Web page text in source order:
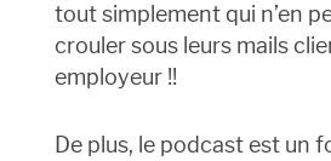
tout simplement qui n’en
crouler sous leurs mails
employeur !!
De plus, le podcast est un